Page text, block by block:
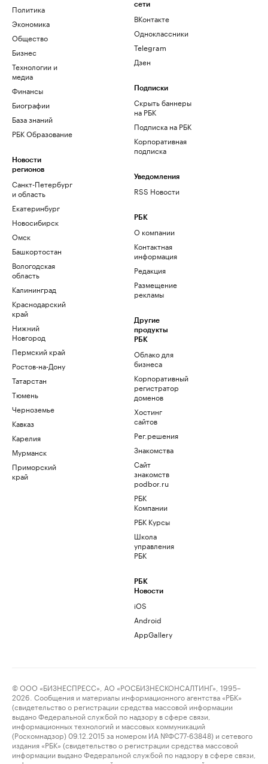
Политика
Экономика
Общество
Бизнес
Технологии и
медиа
Финансы
Биографии
База знаний
РБК Образование
Новости
регионов
Санкт-Петербург
и область
Екатеринбург
Новосибирск
Омск
Башкортостан
Вологодская
область
Калининград
Краснодарский
край
Нижний
Новгород
Пермский край
Ростов-на-Дону
Татарстан
Тюмень
Черноземье
Кавказ
Карелия
Мурманск
Приморский
край
сети
ВКонтакте
Одноклассники
Telegram
Дзен
Подписки
Скрыть баннеры
на РБК
Подписка на РБК
Корпоративная
подписка
Уведомления
RSS Новости
РБК
О компании
Контактная
информация
Редакция
Размещение
рекламы
Другие
продукты
РБК
Облако для
бизнеса
Корпоративный
регистратор
доменов
Хостинг
сайтов
Рег.решения
Знакомства
Сайт
знакомств
podbor.ru
РБК
Компании
РБК Курсы
Школа
управления
РБК
РБК
Новости
iOS
Android
AppGallery
© ООО «БИЗНЕСПРЕСС», АО «РОСБИЗНЕСКОНСАЛТИНГ», 1995–
2026. Сообщения и материалы информационного агентства «РБК»
(свидетельство о регистрации средства массовой информации
выдано Федеральной службой по надзору в сфере связи,
информационных технологий и массовых коммуникаций
(Роскомнадзор) 09.12.2015 за номером ИА №ФС77-63848) и сетевого
издания «РБК» (свидетельство о регистрации средства массовой
информации выдано Федеральной службой по надзору в сфере связи,